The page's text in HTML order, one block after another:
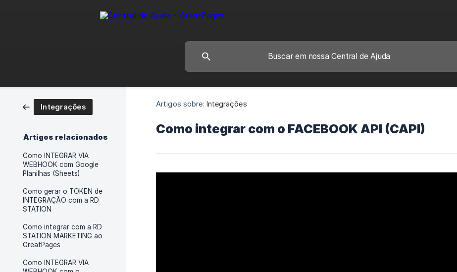
Integrações
Artigos relacionados
Como INTEGRAR VIA
WEBHOOK com Google
Planilhas (Sheets)
Como gerar o TOKEN de
INTEGRAÇÃO com a RD
STATION
Como integrar com a RD
STATION MARKETING ao
GreatPages
Como INTEGRAR VIA
Artigos sobre: Integrações
Como integrar com o FACEBOOK API (CAPI)